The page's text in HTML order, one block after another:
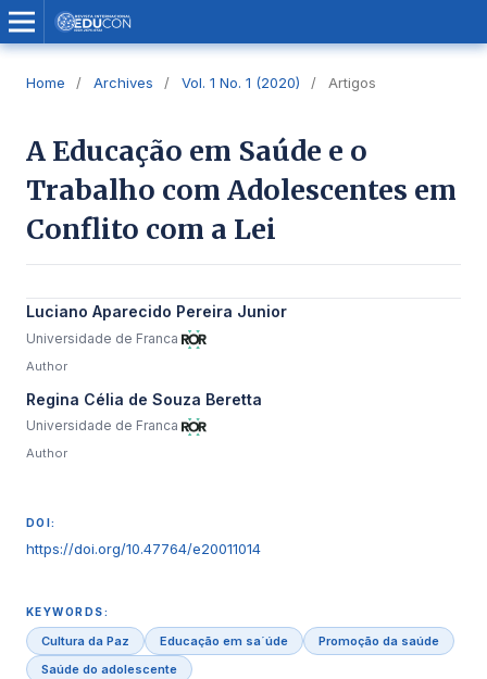
Home / Archives / Vol. 1 No. 1 (2020) / Artigos
A Educação em Saúde e o
Trabalho com Adolescentes em
Conflito com a Lei
Luciano Aparecido Pereira Junior
Universidade de Franca
Author
Regina Célia de Souza Beretta
Universidade de Franca
Author
DOI:
https://doi.org/10.47764/e20011014
KEYWORDS:
Cultura da Paz Educação em sa´úde
Promoção da saúde
Saúde do adolescente